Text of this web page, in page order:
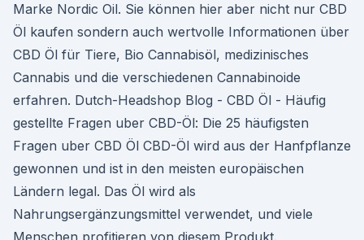
Marke Nordic Oil. Sie können hier aber nicht nur CBD
Öl kaufen sondern auch wertvolle Informationen über
CBD Öl für Tiere, Bio Cannabisöl, medizinisches
Cannabis und die verschiedenen Cannabinoide
erfahren. Dutch-Headshop Blog - CBD Öl - Häufig
gestellte Fragen uber CBD-Öl: Die 25 häufigsten
Fragen uber CBD Öl CBD-Öl wird aus der Hanfpflanze
gewonnen und ist in den meisten europäischen
Ländern legal. Das Öl wird als
Nahrungsergänzungsmittel verwendet, und viele
Menschen profitieren von diesem Produkt.